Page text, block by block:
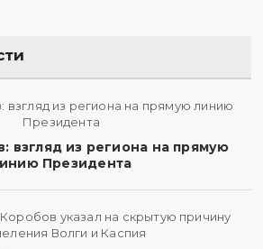
взгляд из региона на прямую
Президента